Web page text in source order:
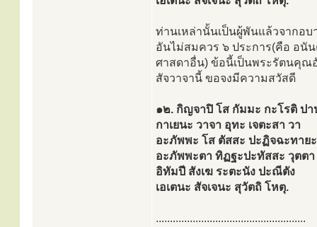
ท่านเหล่านั้นเป็นผู้พันแล้วจากอบ
อันไม่สมควร ๖ ประการ(คือ อนั
ศาสดาอื่น) ข้อนี้เป็นพระรัตนคุณ
สัจวาจานี้ ขอจงมีความสวัสดี
๑๒. กิญจาปิ โส กัมมะ กะโรติ ปา
กาเยนะ วาจา อุทะ เจตะสา วา
อะภัพพะ โส ตัสสะ ปะฏิจฉะทายะ
อะภัพพะตา ทิฏฐะปะทัสสะ วุตตา
อิทัมปี สังเฆ ระตะนัง ปะณีตัง
เอเตนะ สัจเจนะ สุวัตถิ โหตุ.
.....................................................